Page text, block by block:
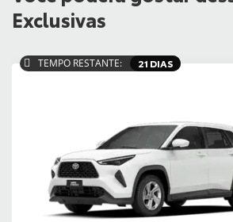
Exclusivas
TEMPO RESTANTE: 21 DIAS